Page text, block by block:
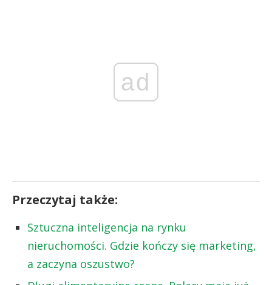
ad
Przeczytaj także:
Sztuczna inteligencja na rynku
nieruchomości. Gdzie kończy się marketing,
a zaczyna oszustwo?